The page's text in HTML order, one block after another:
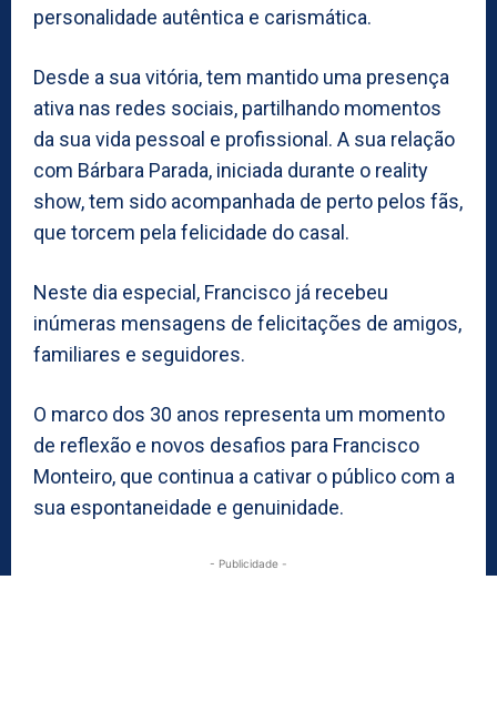
personalidade autêntica e carismática.
Desde a sua vitória, tem mantido uma presença
ativa nas redes sociais, partilhando momentos
da sua vida pessoal e profissional. A sua relação
com Bárbara Parada, iniciada durante o reality
show, tem sido acompanhada de perto pelos fãs,
que torcem pela felicidade do casal.
Neste dia especial, Francisco já recebeu
inúmeras mensagens de felicitações de amigos,
familiares e seguidores.
O marco dos 30 anos representa um momento
de reflexão e novos desafios para Francisco
Monteiro, que continua a cativar o público com a
sua espontaneidade e genuinidade.
- Publicidade -